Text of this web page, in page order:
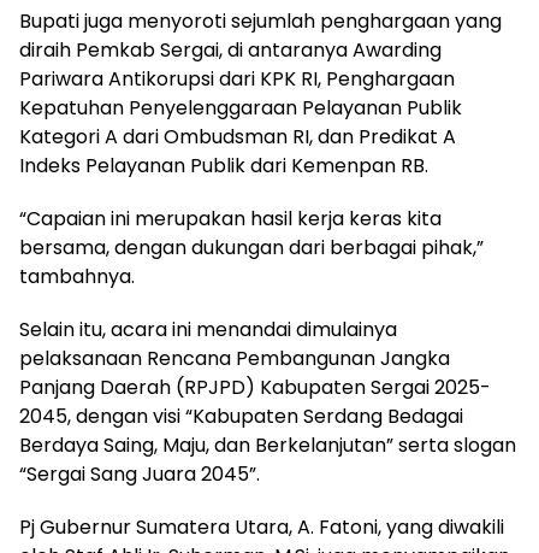
Bupati juga menyoroti sejumlah penghargaan yang
diraih Pemkab Sergai, di antaranya Awarding
Pariwara Antikorupsi dari KPK RI, Penghargaan
Kepatuhan Penyelenggaraan Pelayanan Publik
Kategori A dari Ombudsman RI, dan Predikat A
Indeks Pelayanan Publik dari Kemenpan RB.
“Capaian ini merupakan hasil kerja keras kita
bersama, dengan dukungan dari berbagai pihak,”
tambahnya.
Selain itu, acara ini menandai dimulainya
pelaksanaan Rencana Pembangunan Jangka
Panjang Daerah (RPJPD) Kabupaten Sergai 2025-
2045, dengan visi “Kabupaten Serdang Bedagai
Berdaya Saing, Maju, dan Berkelanjutan” serta slogan
“Sergai Sang Juara 2045”.
Pj Gubernur Sumatera Utara, A. Fatoni, yang diwakili